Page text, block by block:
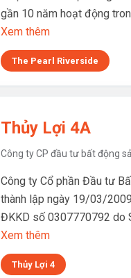
gần 10 năm hoạt động
Xem thêm
The Pearl Riverside
Thủy Lợi 4A
Công ty CP đầu tư bất động
Công ty Cổ phần Đầu tư
thành lập ngày 19/03/
ĐKKD số 0307770792 do
Xem thêm
Thủy Lợi 4